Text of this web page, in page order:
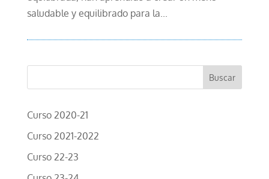
saludable y equilibrado para la...
Curso 2020-21
Curso 2021-2022
Curso 22-23